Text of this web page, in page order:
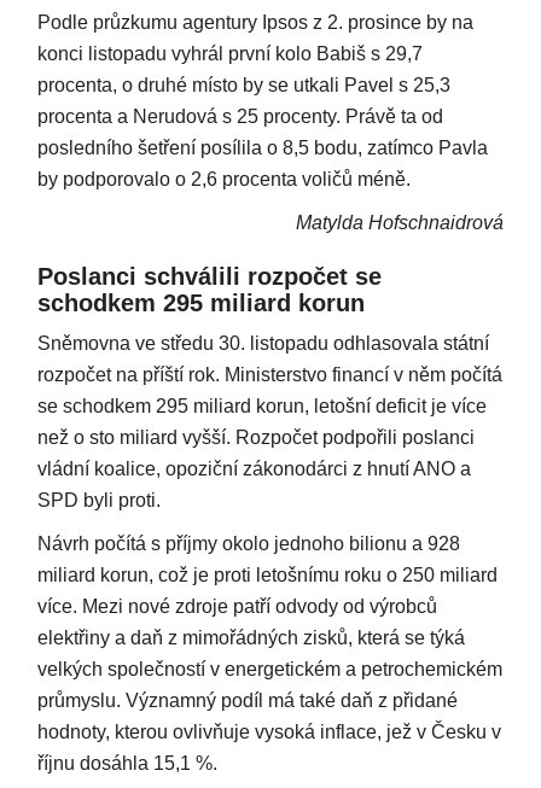
Podle průzkumu agentury Ipsos z 2. prosince by na
konci listopadu vyhrál první kolo Babiš s 29,7
procenta, o druhé místo by se utkali Pavel s 25,3
procenta a Nerudová s 25 procenty. Právě ta od
posledního šetření posílila o 8,5 bodu, zatímco Pavla
by podporovalo o 2,6 procenta voličů méně.
Matylda Hofschnaidrová
Poslanci schválili rozpočet se
schodkem 295 miliard korun
Sněmovna ve středu 30. listopadu odhlasovala státní
rozpočet na příští rok. Ministerstvo financí v něm počítá
se schodkem 295 miliard korun, letošní deficit je více
než o sto miliard vyšší. Rozpočet podpořili poslanci
vládní koalice, opoziční zákonodárci z hnutí ANO a
SPD byli proti.
Návrh počítá s příjmy okolo jednoho bilionu a 928
miliard korun, což je proti letošnímu roku o 250 miliard
více. Mezi nové zdroje patří odvody od výrobců
elektřiny a daň z mimořádných zisků, která se týká
velkých společností v energetickém a petrochemickém
průmyslu. Významný podíl má také daň z přidané
hodnoty, kterou ovlivňuje vysoká inflace, jež v Česku v
říjnu dosáhla 15,1 %.